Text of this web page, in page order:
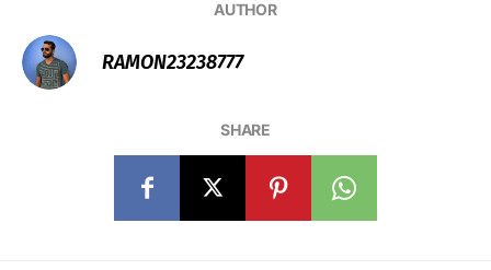
AUTHOR
RAMON23238777
SHARE